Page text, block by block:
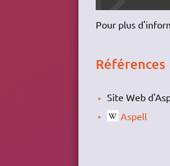
Pour plus
Références
Site Web
Aspell